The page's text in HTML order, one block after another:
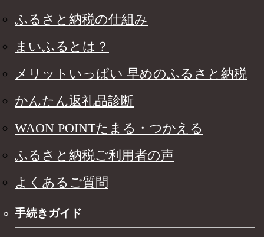
ふるさと納税の仕組み
まいふるとは？
メリットいっぱい 早めのふるさと納税
かんたん返礼品診断
WAON POINTたまる・つかえる
ふるさと納税ご利用者の声
よくあるご質問
手続きガイド